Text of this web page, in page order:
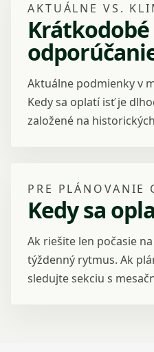
AKTUÁLNE VS.
Aktuálne podmienky v
Kedy sa oplatí isť je
založené na
PRE PLÁNOVANIE
Kedy sa
Ak riešite len počasie
týždenný rytmus. Ak
sledujte sekciu s